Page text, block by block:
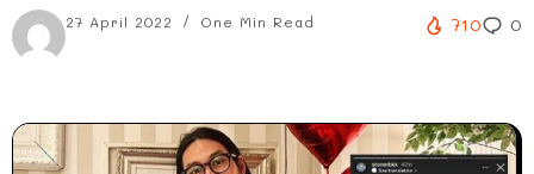
27 April 2022 One Min Read 710 0